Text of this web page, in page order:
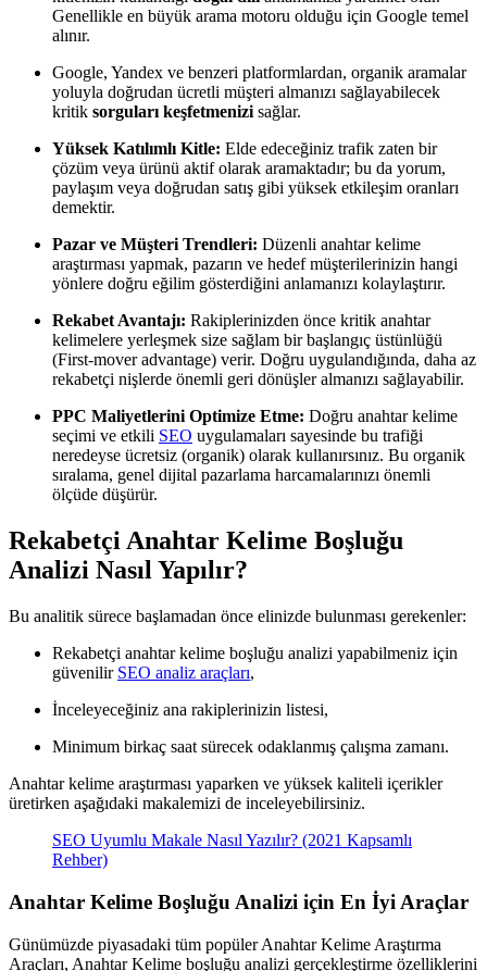
Genellikle en büyük arama motoru olduğu için Google temel
alınır.
Google, Yandex ve benzeri platformlardan, organik aramalar
yoluyla doğrudan ücretli müşteri almanızı sağlayabilecek
kritik sorguları keşfetmenizi sağlar.
Yüksek Katılımlı Kitle: Elde edeceğiniz trafik zaten bir
çözüm veya ürünü aktif olarak aramaktadır; bu da yorum,
paylaşım veya doğrudan satış gibi yüksek etkileşim oranları
demektir.
Pazar ve Müşteri Trendleri: Düzenli anahtar kelime
araştırması yapmak, pazarın ve hedef müşterilerinizin hangi
yönlere doğru eğilim gösterdiğini anlamanızı kolaylaştırır.
Rekabet Avantajı: Rakiplerinizden önce kritik anahtar
kelimelere yerleşmek size sağlam bir başlangıç üstünlüğü
(First-mover advantage) verir. Doğru uygulandığında, daha az
rekabetçi nişlerde önemli geri dönüşler almanızı sağlayabilir.
PPC Maliyetlerini Optimize Etme: Doğru anahtar kelime
seçimi ve etkili SEO uygulamaları sayesinde bu trafiği
neredeyse ücretsiz (organik) olarak kullanırsınız. Bu organik
sıralama, genel dijital pazarlama harcamalarınızı önemli
ölçüde düşürür.
Rekabetçi Anahtar Kelime Boşluğu
Analizi Nasıl Yapılır?
Bu analitik sürece başlamadan önce elinizde bulunması gerekenler:
Rekabetçi anahtar kelime boşluğu analizi yapabilmeniz için
güvenilir SEO analiz araçları,
İnceleyeceğiniz ana rakiplerinizin listesi,
Minimum birkaç saat sürecek odaklanmış çalışma zamanı.
Anahtar kelime araştırması yaparken ve yüksek kaliteli içerikler
üretirken aşağıdaki makalemizi de inceleyebilirsiniz.
SEO Uyumlu Makale Nasıl Yazılır? (2021 Kapsamlı
Rehber)
Anahtar Kelime Boşluğu Analizi için En İyi Araçlar
Günümüzde piyasadaki tüm popüler Anahtar Kelime Araştırma
Araçları, Anahtar Kelime boşluğu analizi gerçekleştirme özelliklerini